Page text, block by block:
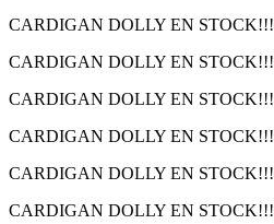
CARDIGAN DOLLY EN STOCK!!!
CARDIGAN DOLLY EN STOCK!!!
CARDIGAN DOLLY EN STOCK!!!
CARDIGAN DOLLY EN STOCK!!!
CARDIGAN DOLLY EN STOCK!!!
CARDIGAN DOLLY EN STOCK!!!